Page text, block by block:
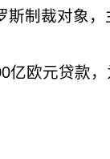
斯制裁对象
亿欧元贷款